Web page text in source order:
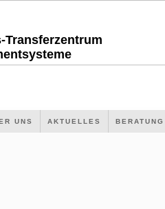
Transferzentrum
UNS AKTUELLES